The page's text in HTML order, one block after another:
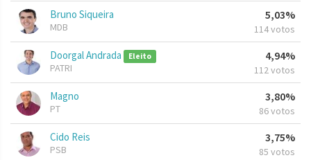
Bruno Siqueira
MDB
5,03%
114 votos
Doorgal Andrada Eleito
PATRI
4,94%
112 votos
Magno
PT
3,80%
86 votos
Cido Reis
PSB
3,75%
85 votos